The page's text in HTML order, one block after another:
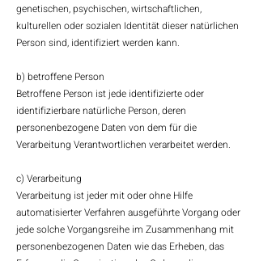
genetischen, psychischen, wirtschaftlichen,
kulturellen oder sozialen Identität dieser natürlichen
Person sind, identifiziert werden kann.
b) betroffene Person
Betroffene Person ist jede identifizierte oder
identifizierbare natürliche Person, deren
personenbezogene Daten von dem für die
Verarbeitung Verantwortlichen verarbeitet werden.
c) Verarbeitung
Verarbeitung ist jeder mit oder ohne Hilfe
automatisierter Verfahren ausgeführte Vorgang oder
jede solche Vorgangsreihe im Zusammenhang mit
personenbezogenen Daten wie das Erheben, das